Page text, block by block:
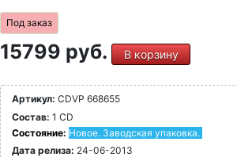
Под заказ
15799 руб. В корзину
Артикул: CDVP 668655
Состав: 1 CD
Состояние: Новое. Заводская упаковка.
Дата релиза: 24-06-2013